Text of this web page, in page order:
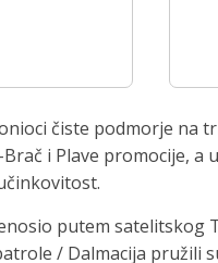
čiste podmorje na
i Plave promocije, a
putem satelitskog
/ Dalmacija pružili